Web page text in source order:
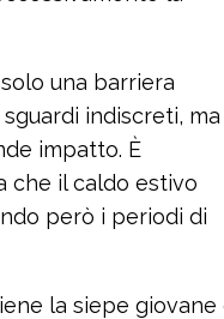
una barriera
indiscreti, ma
impatto. È
che il caldo estivo
però i periodi di
la siepe giovane